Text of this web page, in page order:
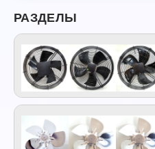
РАЗДЕЛЫ